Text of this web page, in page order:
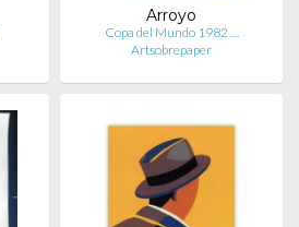
Arroyo
Copa del Mundo 1982 …
Artsobrepaper